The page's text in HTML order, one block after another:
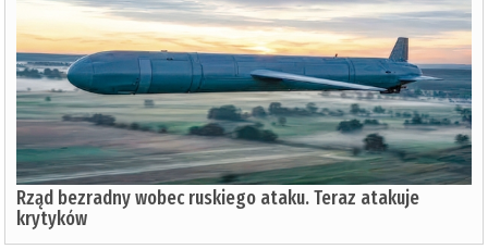
Rząd bezradny wobec ruskiego ataku. Teraz atakuje
krytyków